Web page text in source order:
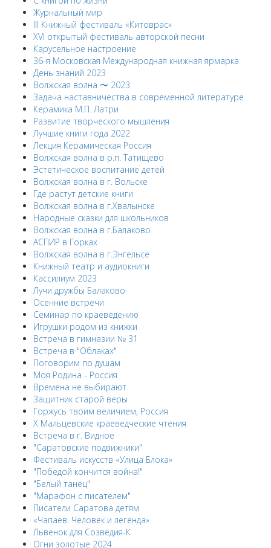
Журнальный мир
III Книжный фестиваль «Китоврас»
ХVI открытый фестиваль авторской песни
Карусельное настроение
36-я Московская Международная книжная ярмарка
День знаний 2023
Волжская волна 〜 2023
Задача наставничества в современной литературе
Керамика М.П. Латри
Развитие творческого мышления
Лучшие книги года 2022
Лекция Керамическая Россия
Волжская волна в р.п. Татищево
Эстетическое воспитание детей
Волжская волна в г. Вольске
Где растут детские книги
Волжская волна в г.Хвалынске
Народные сказки для школьников
Волжская волна в г.Балаково
АСПИР в Горках
Волжская волна в г.Энгельсе
Книжный театр и аудиокниги
Кассилиум 2023
Лучи дружбы Балаково
Осенние встречи
Семинар по краеведению
Игрушки родом из книжки
Встреча в гимназии № 31
Встреча в "Облаках"
Поговорим по душам
Моя Родина - Россия
Времена не выбирают
Защитник старой веры
Горжусь твоим величием, Россия
X Мальцевские краеведческие чтения
Встреча в г. Видное
"Саратовские подвижники"
Фестиваль искусств «Улица Блока»
"Победой кончится война!"
"Белый танец"
"Марафон с писателем"
Писатели Саратова детям
«Чапаев. Человек и легенда»
Львёнок для Созведия-К
Огни золотые 2024